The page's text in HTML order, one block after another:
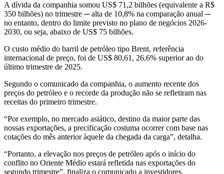
A dívida da companhia somou US$ 71,2 bilhões (equivalente a R$
350 bilhões) no trimestre ─ alta de 10,8% na comparação anual ─
no entanto, dentro do limite previsto no plano de negócios 2026-
2030, ou seja, abaixo de US$ 75 bilhões.
O custo médio do barril de petróleo tipo Brent, referência
internacional de preço, foi de US$ 80,61, 26,6% superior ao do
último trimestre de 2025.
Segundo o comunicado da companhia, o aumento recente dos
preços do petróleo e o recorde da produção não se refletiram nas
receitas do primeiro trimestre.
“Por exemplo, no mercado asiático, destino da maior parte das
nossas exportações, a precificação costuma ocorrer com base nas
cotações do mês anterior àquele da chegada da carga”, detalha.
“Portanto, a elevação nos preços de petróleo após o início do
conflito no Oriente Médio estará refletida nas exportações do
segundo trimestre”, finaliza o comunicado a investidores.